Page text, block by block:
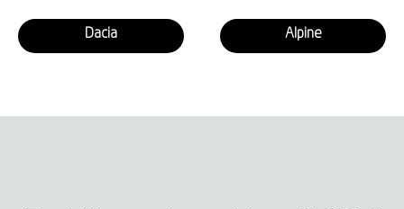
Dacia Alpine